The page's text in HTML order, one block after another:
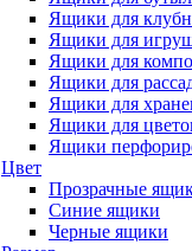
Ящики для
Ящики для
Ящики для
Ящики для
Ящики для
Ящики для
Ящики
Цвет
Прозрачные
Синие ящики
Черные ящики